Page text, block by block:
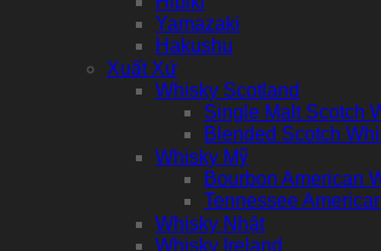
Yamazaki
Hakushu
Xuất Xứ
Whisky Scotland
Single Malt Scotch
Blended Scotch
Whisky Mỹ
Bourbon American
Tennessee
Whisky Nhật
Whisky Ireland